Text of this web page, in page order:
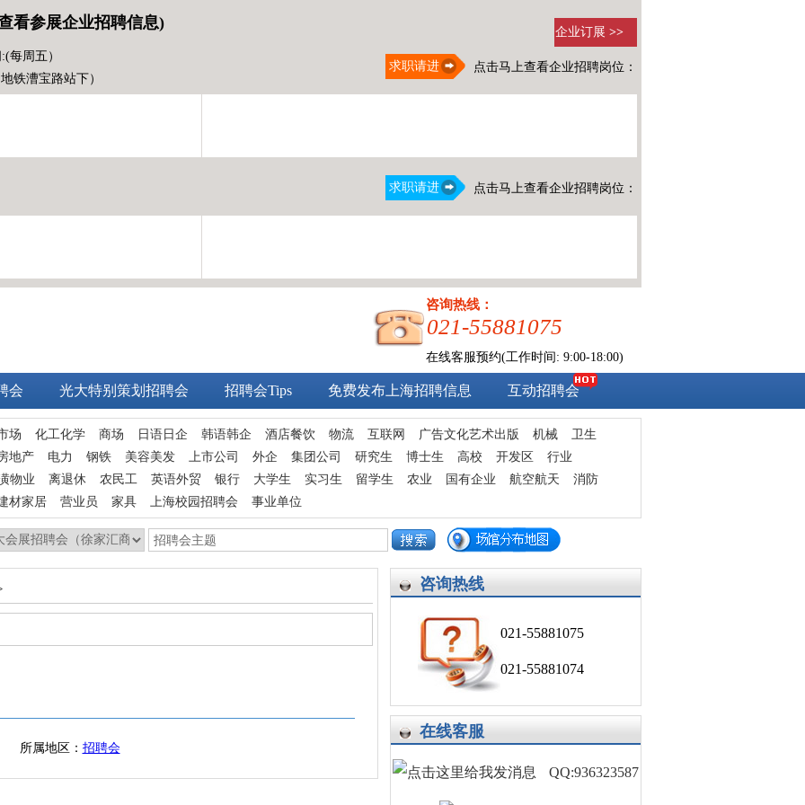
看参展企业招聘信息)
点击马上查看企业招聘岗位：
周五）
铁漕宝路站下）
求职请进
点击马上查看企业招聘岗位：
求职请进
企业订展 >>
咨询热线：
021-55881075
在线客服预约(工作时间: 9:00-18:00)
会 光大特别策划招聘会 招聘会Tips 免费发布上海招聘信息 互动招聘会
发布求职简历
场 化工化学 商场 日语日企 韩语韩企 酒店餐饮 物流 互联网 广告文化艺术出版 机械
卫生
地产
电力 钢铁 美容美发 上市公司 外企 集团公司 研究生 博士生 高校 开发区
行业
物业
离退休 农民工 英语外贸 银行 大学生 实习生 留学生 农业 国有企业 航空航天
消防
材家居
营业员 家具 上海校园招聘会 事业单位
咨询热线
021-55881075
021-55881074
在线客服
QQ:936323587
所属地区： 招聘会